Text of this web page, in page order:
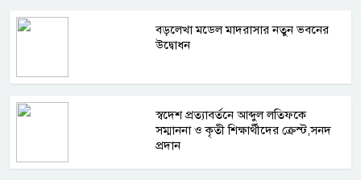
বড়লেখা মডেল মাদরাসার নতুন ভবনের
উদ্বোধন
স্বদেশ প্রত্যাবর্তনে আব্দুল লতিফকে
সম্মাননা ও কৃতী শিক্ষার্থীদের ক্রেস্ট,সনদ
প্রদান